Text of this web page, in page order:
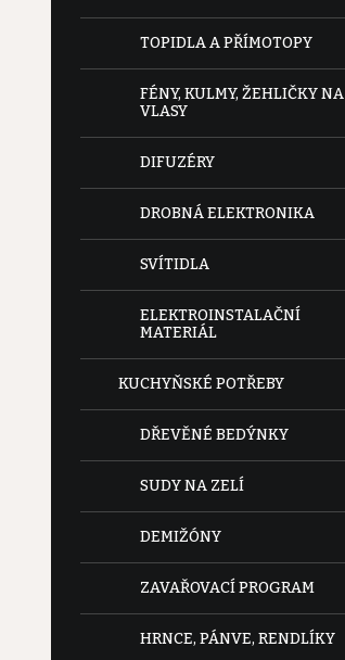
TOPIDLA A PŘÍMOTOPY
FÉNY, KULMY, ŽEHLIČKY NA
VLASY
DIFUZÉRY
DROBNÁ ELEKTRONIKA
SVÍTIDLA
ELEKTROINSTALAČNÍ
MATERIÁL
KUCHYŇSKÉ POTŘEBY
DŘEVĚNÉ BEDÝNKY
SUDY NA ZELÍ
DEMIŽÓNY
ZAVAŘOVACÍ PROGRAM
HRNCE, PÁNVE, RENDLÍKY